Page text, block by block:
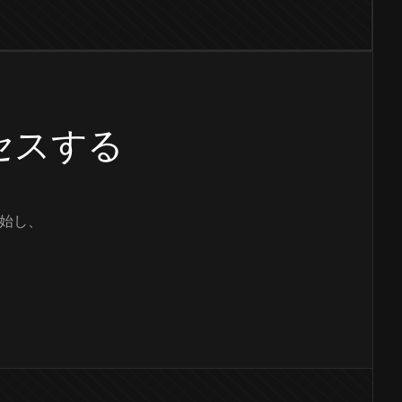
スする
し、